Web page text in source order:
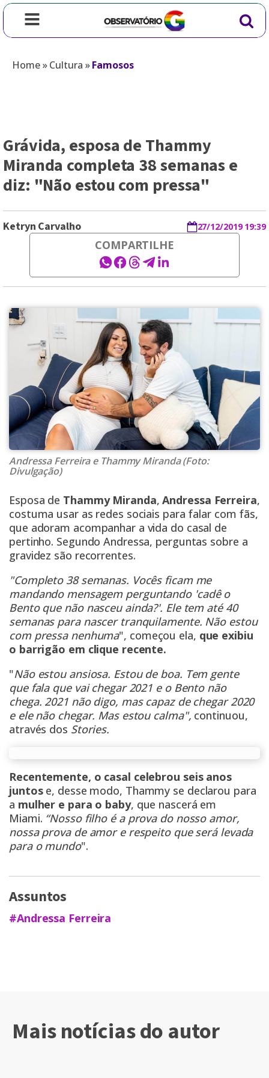
Home»Cultura »Famosos
Grávida, esposa de Thammy
Miranda completa 38 semanas e
diz: "Não estou com pressa"
Ketryn Carvalho 27/12/2019 19:39
COMPARTILHE
Andressa Ferreira e Thammy Miranda (Foto:
Divulgação)
Esposa de Thammy Miranda,Andressa Ferreira,
costuma usar as redes sociais para falar com fãs,
que adoram acompanhar a vida do casal de
pertinho. Segundo Andressa, perguntas sobre a
gravidez são recorrentes.
"Completo 38 semanas. Vocês ficam me
mandando mensagem perguntando 'cadê o
Bento que não nasceu ainda?'. Ele tem até 40
semanas para nascer tranquilamente. Não estou
com pressa nenhuma", começou ela, que exibiu
o barrigão em clique recente.
"Não estou ansiosa. Estou de boa. Tem gente
que fala que vai chegar 2021 e o Bento não
chega. 2021 não digo, mas capaz de chegar 2020
e ele não chegar. Mas estou calma", continuou,
através dos Stories.
Recentemente, o casal celebrou seis anos
juntos e, desse modo, Thammy se declarou para
a mulher e para o baby, que nascerá em
Miami. “Nosso filho é a prova do nosso amor,
nossa prova de amor e respeito que será levada
para o mundo".
Assuntos
#Andressa Ferreira
Mais notícias do autor